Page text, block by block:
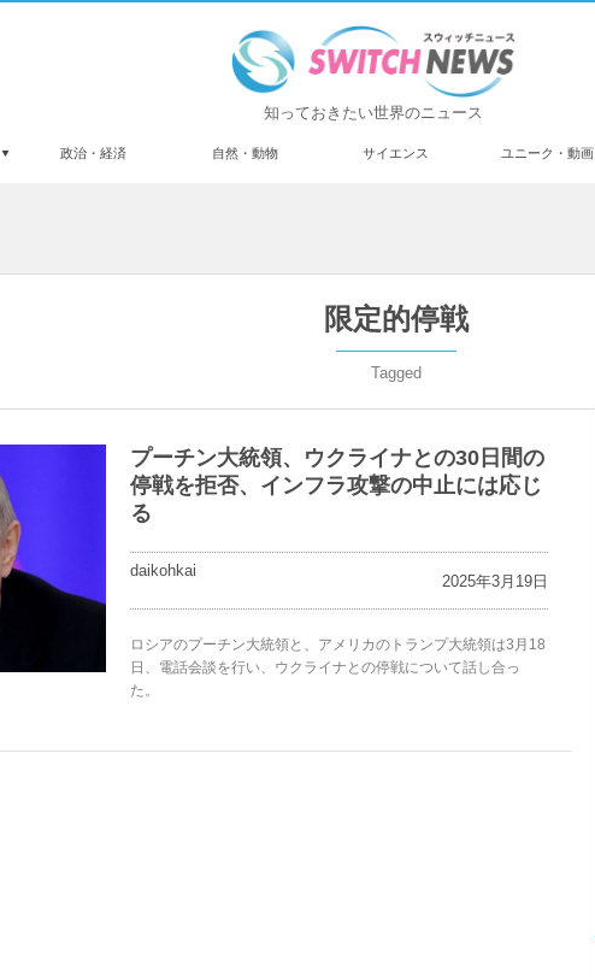
知っておきたい世界のニュース
政治・経済 自然・動物 サイエンス ユニーク・動画
限定的停戦
Tagged
プーチン大統領、ウクライナとの30日間の
停戦を拒否、インフラ攻撃の中止には応じ
る
daikohkai
2025年3月19日
ロシアのプーチン大統領と、アメリカのトランプ大統領は3月18
日、電話会談を行い、ウクライナとの停戦について話し合っ
た。